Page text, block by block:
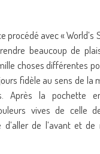
procédé avec «
beaucoup de
choses différentes
fidèle au sens de la
Après la pochette
vives de celle
d’aller de l’avant et